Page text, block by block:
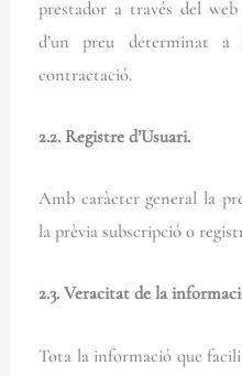
prestador a través del
d’un preu determinat a
contractació.
2.2. Registre d’Usuari.
Amb caràcter general la
la prèvia subscripció o
2.3. Veracitat de la
Tota la informació que